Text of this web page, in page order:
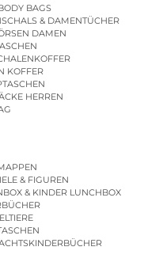
BAGS
& DAMENTÜCHER
DAMEN
KOFFER
HERREN
& FIGUREN
& KINDER LUNCHBOX